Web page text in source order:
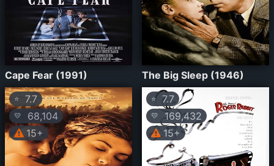
Cape Fear (1991) The Big Sleep (1946)
⭐ 7.7
💛
68,104
15+
⭐7.7
💛
169,432
15+